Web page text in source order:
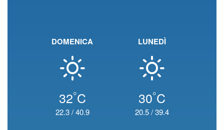
DOMENICA
32°C
22.3/40.9
LUNEDÌ
30°C
20.5/39.4